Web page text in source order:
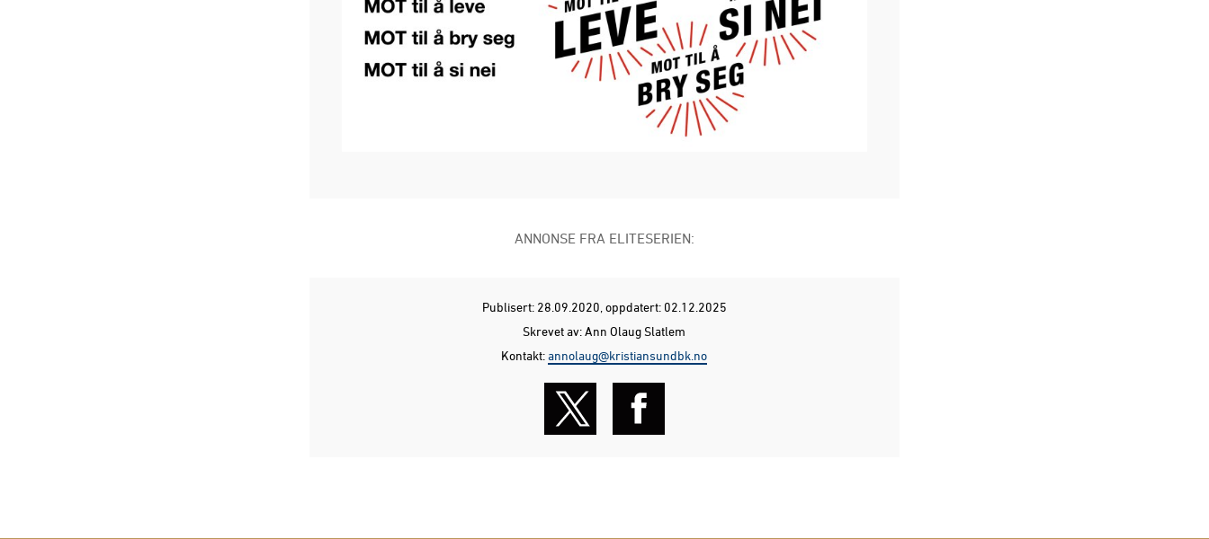
ANNONSE FRA ELITESERIEN:
Publisert: 28.09.2020 , oppdatert: 02.12.2025
Skrevet av: Ann Olaug Slatlem
Kontakt: annolaug@kristiansundbk.no